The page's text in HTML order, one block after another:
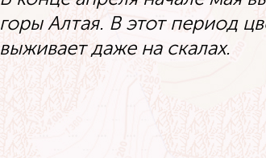
горы Алтая. В этот период
выживает даже на скалах.